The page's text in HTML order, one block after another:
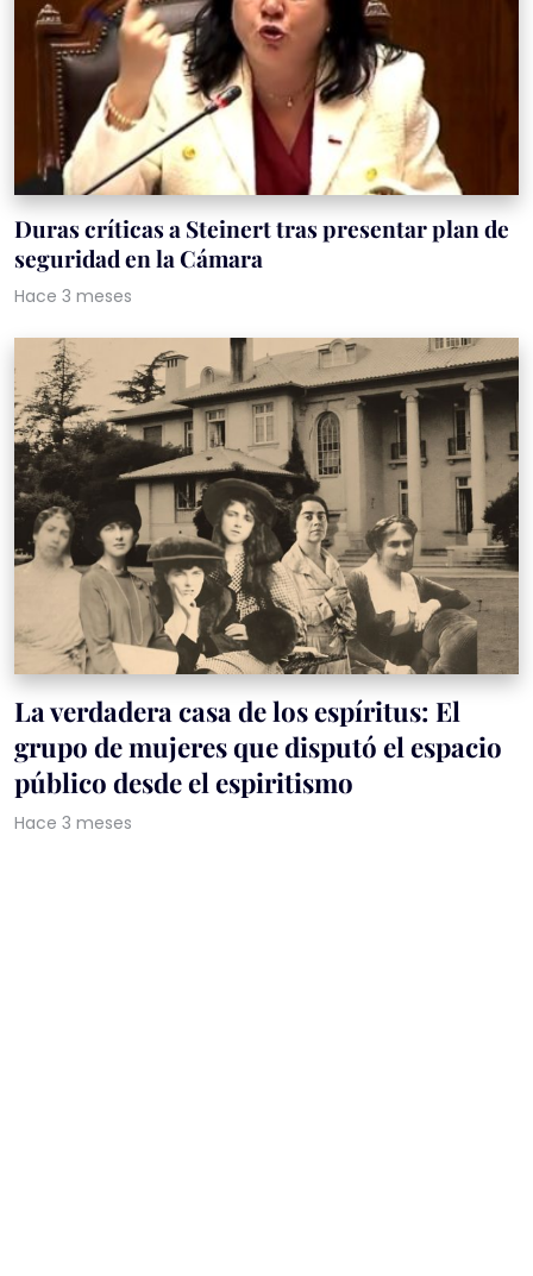
Duras críticas a Steinert tras presentar plan de
seguridad en la Cámara
Hace 3 meses
La verdadera casa de los espíritus: El
grupo de mujeres que disputó el espacio
público desde el espiritismo
Hace 3 meses